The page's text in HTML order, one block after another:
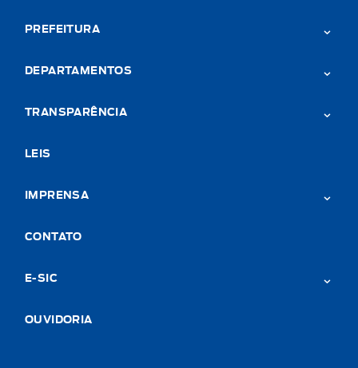
PREFEITURA
DEPARTAMENTOS
TRANSPARÊNCIA
LEIS
IMPRENSA
CONTATO
E-SIC
OUVIDORIA